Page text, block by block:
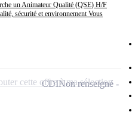
un Animateur Qualité (QSE) H/F
sécurité et environnement Vous
CDINon renseigné
cette offre à ma sélection